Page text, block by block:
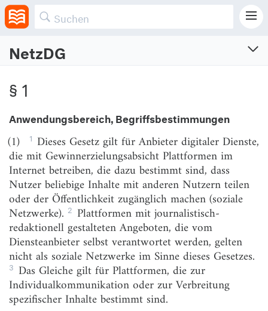
NetzDG
Gesetz zur Verbesserung der Rechtsdurchsetzung in sozialen Netzwerken
Zuletzt geändert am 6.5.2024 (BGBl. I S. Nr. 149)
§ 1
Anwendungsbereich, Begriffsbestimmungen
§§ 2–3f (weggefallen)
§ 4
Bußgeldvorschriften
§ 4a
Aufsicht
§ 5
Inländischer Zustellungsbevollmächtigter
§ 5a
(weggefallen)
§ 6
Übergangsvorschriften
§ 1
Anwendungsbereich, Begriffsbestimmungen
(1) 1 Dieses Gesetz gilt für Anbieter digitaler Dienste,
die mit Gewinnerzielungsabsicht Plattformen im
Internet betreiben, die dazu bestimmt sind, dass
Nutzer beliebige Inhalte mit anderen Nutzern teilen
oder der Öffentlichkeit zugänglich machen (soziale
Netzwerke). 2 Plattformen mit journalistisch-
redaktionell gestalteten Angeboten, die vom
Diensteanbieter selbst verantwortet werden, gelten
nicht als soziale Netzwerke im Sinne dieses Gesetzes.
3 Das Gleiche gilt für Plattformen, die zur
Individualkommunikation oder zur Verbreitung
spezifischer Inhalte bestimmt sind.